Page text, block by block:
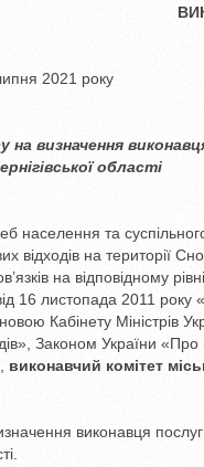
липня
на визначення
області
та
відходів на території
на відповідному
16 листопада 2011
Кабінету
Законом України «Про
виконавчий комітет
виконавця послуг